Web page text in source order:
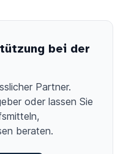
bei der
Partner.
oder lassen Sie
beraten.